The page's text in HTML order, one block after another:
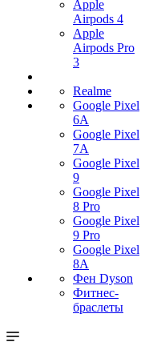
Apple
Airpods 4
Apple
Airpods Pro
3
Realme
Google Pixel
6A
Google Pixel
7А
Google Pixel
9
Google Pixel
8 Pro
Google Pixel
9 Pro
Google Pixel
8A
Фен Dyson
Фитнес-
браслеты